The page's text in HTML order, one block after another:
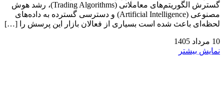
گسترش الگوریتم‌های معاملاتی (Trading Algorithms)، رشد هوش
مصنوعی (Artificial Intelligence) و دسترسی گسترده به داده‌های
لحظه‌ای باعث شده است بسیاری از فعالان بازار این پرسش را […]
10 مرداد 1405
نمایش بیشتر